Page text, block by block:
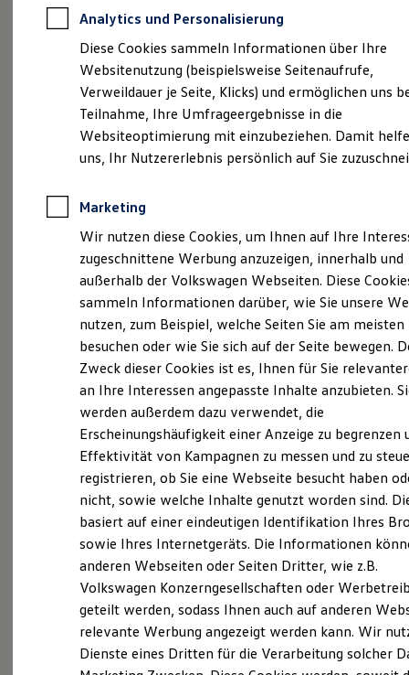
Autokredit mit Schlussrate
Versicherungen und Garantien
Kfz-Versicherung
Restschuldversicherungen
Garantien
Wartungsverträge
Geschäftskunden
Professional Class bei Volkswagen
Großkunden
Behörden
Anpfiff zum Gewinn
Elektroautos
ID. Tutorials
Der neue ID. Polo
Der ID.4
Der ID.4 GTX
Der ID.5 GTX
Der ID.7 GTX
Der ID.7 Tourer
Der ID.7 GTX Tourer
Der neue ID. Cross
Elektrofahrzeugkonzepte
ID. EVERY1
Reichweite
Reichweite der ID. Modelle
Reichweite im Winter
Rekuperation
Laden unterwegs
Laden Zuhause
Ladestationen finden
Ladezeitensimulator
Batterie
Sicherheit
Garantie und Lebensdauer
(Impressum & Rechtliches)
Probefahrt vereinbaren
Fahrzeugangebot anfordern
Servicetermin buchen
Analytics und Personalisierung
Diese Cookies sammeln Informationen über Ihre
Websitenutzung (beispielsweise Seitenaufrufe,
Verweildauer je Seite, Klicks) und ermöglichen uns
Teilnahme, Ihre Umfrageergebnisse in die
Websiteoptimierung mit einzubeziehen. Damit
uns, Ihr Nutzererlebnis persönlich auf Sie
Marketing
Wir nutzen diese Cookies, um Ihnen auf Ihre
zugeschnittene Werbung anzuzeigen, innerhalb und
außerhalb der Volkswagen Webseiten. Diese
sammeln Informationen darüber, wie Sie unsere
nutzen, zum Beispiel, welche Seiten Sie am meisten
besuchen oder wie Sie sich auf der Seite bewegen.
Zweck dieser Cookies ist es, Ihnen für Sie
an Ihre Interessen angepasste Inhalte anzubieten.
werden außerdem dazu verwendet, die
Erscheinungshäufigkeit einer Anzeige zu begrenzen
Effektivität von Kampagnen zu messen und zu
registrieren, ob Sie eine Webseite besucht haben
nicht, sowie welche Inhalte genutzt worden sind.
basiert auf einer eindeutigen Identifikation Ihres
sowie Ihres Internetgeräts. Die Informationen
anderen Webseiten oder Seiten Dritter, wie z.B.
Volkswagen Konzerngesellschaften oder
geteilt werden, sodass Ihnen auch auf anderen
relevante Werbung angezeigt werden kann. Wir
Dienste eines Dritten für die Verarbeitung solcher